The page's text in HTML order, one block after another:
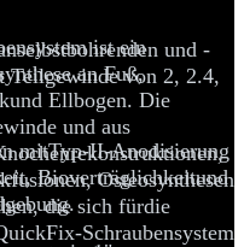
und -
Teilgewinde von 2, 2.4,
mitTyp-II-Anodisierung
Bioverträglichkeitund
ist ein
an Fuß,
Ellbogen. Die
und aus
Osteosynthesen
die sich fürdie
Schraubensystem